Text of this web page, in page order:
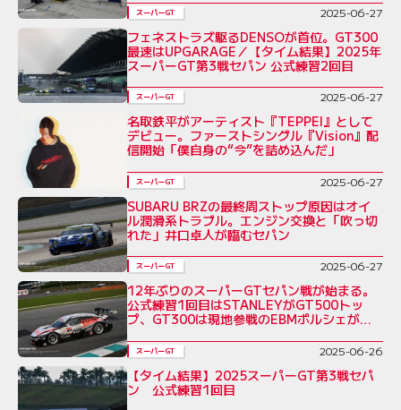
スーパーGT 2025-06-27
フェネストラズ駆るDENSOが首位。GT300
最速はUPGARAGE／【タイム結果】2025年
スーパーGT第3戦セパン 公式練習2回目
スーパーGT 2025-06-27
名取鉄平がアーティスト『TEPPEI』として
デビュー。ファーストシングル『Vision』配
信開始「僕自身の“今”を詰め込んだ」
スーパーGT 2025-06-27
SUBARU BRZの最終周ストップ原因はオイ
ル潤滑系トラブル。エンジン交換と「吹っ切
れた」井口卓人が臨むセパン
スーパーGT 2025-06-27
12年ぶりのスーパーGTセパン戦が始まる。
公式練習1回目はSTANLEYがGT500トッ
プ、GT300は現地参戦のEBMポルシェが最
スーパーGT 2025-06-26
【タイム結果】2025スーパーGT第3戦セパ
ン 公式練習1回目